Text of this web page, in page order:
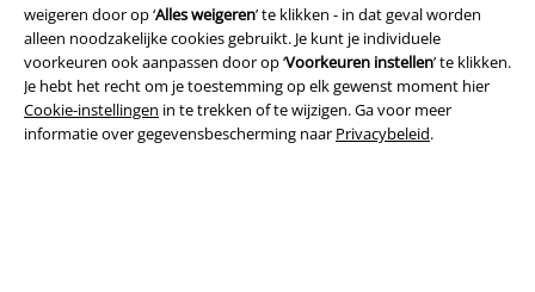
weigeren door op ‘Alles weigeren’ te klikken - in dat geval worden
alleen noodzakelijke cookies gebruikt. Je kunt je individuele
voorkeuren ook aanpassen door op ‘Voorkeuren instellen’ te klikken.
Je hebt het recht om je toestemming op elk gewenst moment hier
Cookie-instellingen in te trekken of te wijzigen. Ga voor meer
informatie over gegevensbescherming naar Privacybeleid.
Privacyverklaring
Verklaring van conformiteit
Informatie over toegankelijkheid